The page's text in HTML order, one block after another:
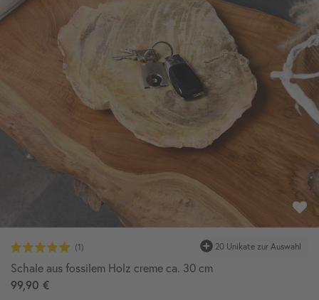
20 Unikate zur Auswahl
Schale aus fossilem Holz creme ca. 30 cm
99,90 €